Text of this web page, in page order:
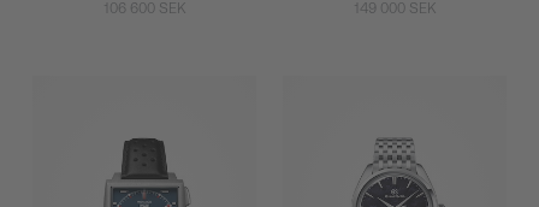
106 600 SEK 149 000 SEK